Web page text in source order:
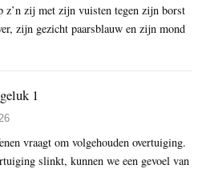
z’n zij met zijn vuisten tegen zijn borst
zijn gezicht paarsblauw en zijn mond
1
vraagt om volgehouden overtuiging.
slinkt, kunnen we een gevoel van